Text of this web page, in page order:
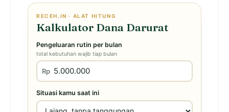
RECEH.IN · ALAT HITUNG
Kalkulator Dana Darurat
Pengeluaran rutin per bulan
total kebutuhan wajib tiap bulan
Rp
Situasi kamu saat ini